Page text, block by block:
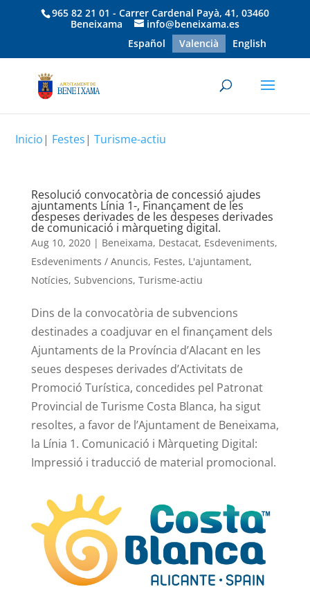
965 82 21 01 - Carrer Cardenal Payà, 41, 03460
Beneixama
info@beneixama.es
Español
Valencià English
Inicio| Festes|Turisme-actiu
Resolució convocatòria de concessió ajudes
ajuntaments Línia 1-, Finançament de les
despeses derivades de les despeses derivades
de comunicació i màrqueting digital.
Aug 10, 2020| Beneixama, Destacat, Esdeveniments,
Esdeveniments / Anuncis, Festes, L'ajuntament,
Notícies, Subvencions, Turisme-actiu
Dins de la convocatòria de subvencions
destinades a coadjuvar en el finançament dels
Ajuntaments de la Província d’Alacant en les
seues despeses derivades d’Activitats de
Promoció Turística, concedides pel Patronat
Provincial de Turisme Costa Blanca, ha sigut
resoltes, a favor de l’Ajuntament de Beneixama,
la Línia 1. Comunicació i Màrqueting Digital:
Impressió i traducció de material promocional.